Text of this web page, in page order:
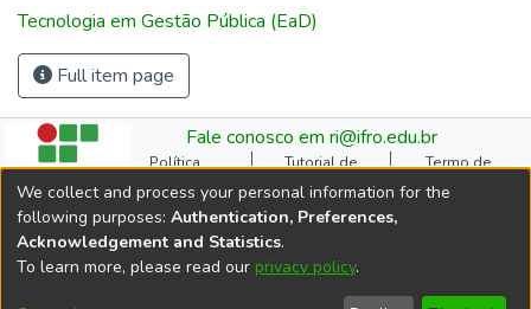
Tecnologia em Gestão Pública (EaD)
Full item page
Fale conosco em ri@ifro.edu.br
Política
Institucional do RI
Tutorial de
Submissão
Termo de
Autorização
Manual do TCC
Cookie
settings
Ficha
Catalográfica
Estatísticas de
Comitê Gestor do RI
copyright © 2002-2026
We collect and process your personal information for the
following purposes: Authentication, Preferences,
Acknowledgement and Statistics.
To learn more, please read our privacy policy.